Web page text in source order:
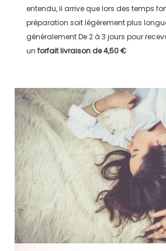
entendu, il arrive que lors des temps
préparation soit légérement plus
généralementDe 2 à 3 jours pour
un forfait livraison de4,50 €